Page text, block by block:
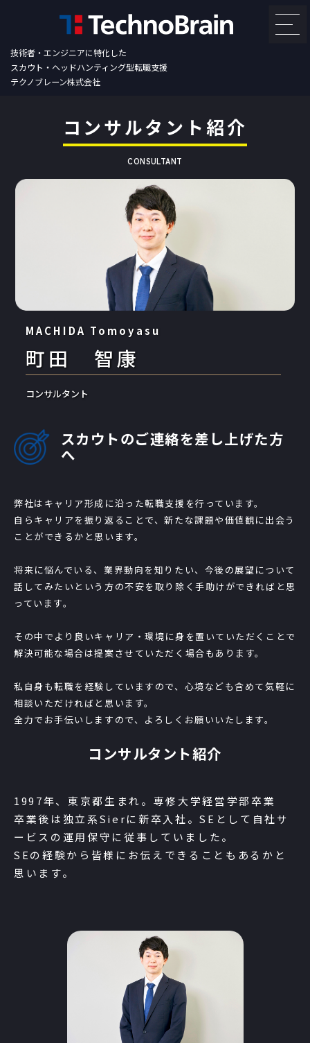
技術者・エンジニアに特化した
スカウト・ヘッドハンティング型転職支援
テクノブレーン株式会社
コンサルタント紹介
CONSULTANT
MACHIDA Tomoyasu
町田 智康
コンサルタント
スカウトのご連絡を差し上げた方
へ
弊社はキャリア形成に沿った転職支援を行っています。
自らキャリアを振り返ることで、新たな課題や価値観に出会う
ことができるかと思います。
将来に悩んでいる、業界動向を知りたい、今後の展望について
話してみたいという方の不安を取り除く手助けができればと思
っています。
その中でより良いキャリア・環境に身を置いていただくことで
解決可能な場合は提案させていただく場合もあります。
私自身も転職を経験していますので、心境なども含めて気軽に
相談いただければと思います。
全力でお手伝いしますので、よろしくお願いいたします。
コンサルタント紹介
1997年、東京都生まれ。専修大学経営学部卒業
卒業後は独立系Sierに新卒入社。SEとして自社サ
ービスの運用保守に従事していました。
SEの経験から皆様にお伝えできることもあるかと
思います。